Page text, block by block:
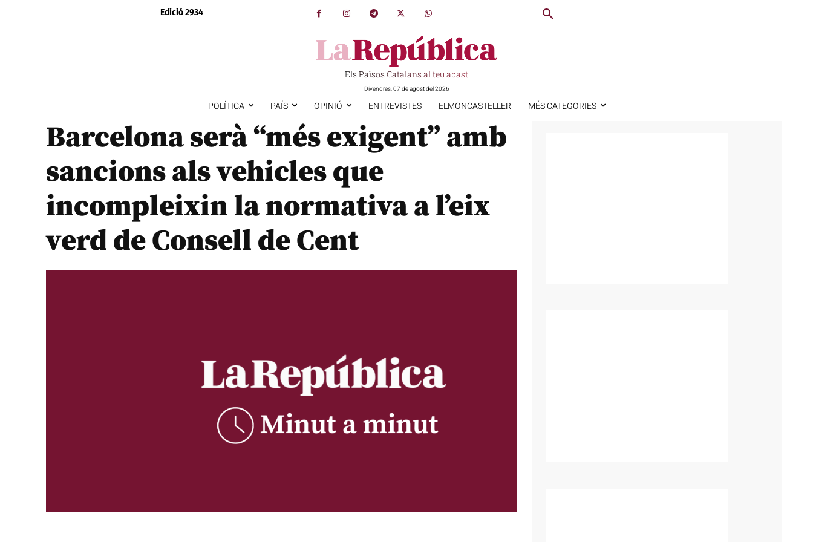
Edició 2934
Els Països Catalans al teu abast
Divendres, 07 de agost del 2026
POLÍTICA PAÍS OPINIÓ ENTREVISTES ELMONCASTELLER MÉS CATEGORIES
Barcelona serà “més exigent” amb
sancions als vehicles que
incompleixin la normativa a l’eix
verd de Consell de Cent